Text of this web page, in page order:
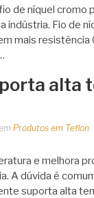
de níquel cromo
Fio de
mais resistência
alta
Produtos em Teflon
e melhora
A dúvida é
suporta alta